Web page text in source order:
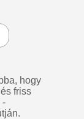
hogy
friss
-